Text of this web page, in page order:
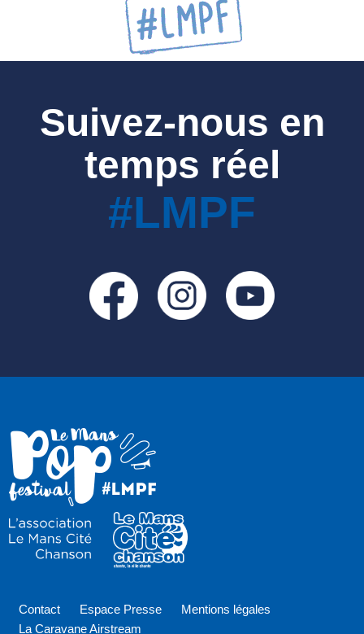
Suivez-nous en
temps réel
#LMPF
Contact Espace Presse
Mentions légales
La Caravane Airstream